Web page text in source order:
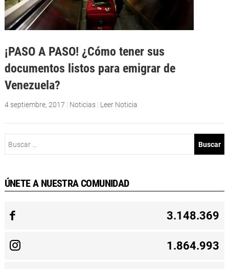
¡PASO A PASO! ¿Cómo tener sus
documentos listos para emigrar de
Venezuela?
4 septiembre, 2017 | Noticias | Leer Noticia
ÚNETE A NUESTRA COMUNIDAD
3.148.369
1.864.993